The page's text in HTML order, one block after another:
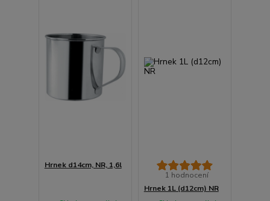
Hrnek d14cm, NR, 1,6l
1 hodnocení
Hrnek 1L (d12cm) NR